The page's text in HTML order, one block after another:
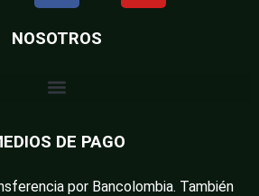
NOSOTROS
DE PAGO
por Bancolombia. También